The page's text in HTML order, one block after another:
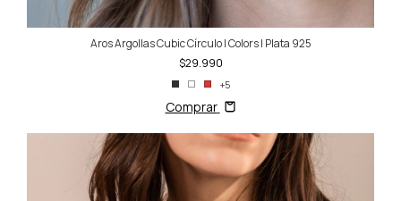
Aros Argollas Cubic Círculo | Colors | Plata 925
$29.990
+5
Comprar